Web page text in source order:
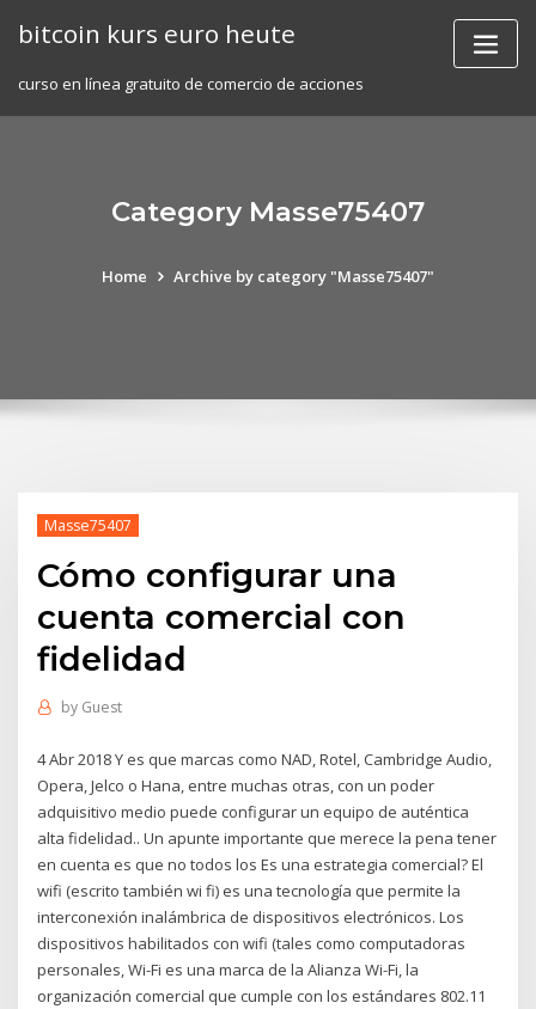
bitcoin kurs euro heute
curso en línea gratuito de comercio de acciones
Category Masse75407
Home Archive by category "Masse75407"
Masse75407
Cómo configurar una
cuenta comercial con
fidelidad
by Guest
4 Abr 2018 Y es que marcas como NAD, Rotel, Cambridge Audio,
Opera, Jelco o Hana, entre muchas otras, con un poder
adquisitivo medio puede configurar un equipo de auténtica
alta fidelidad.. Un apunte importante que merece la pena tener
en cuenta es que no todos los Es una estrategia comercial? El
wifi (escrito también wi fi)​ es una tecnología que permite la
interconexión inalámbrica de dispositivos electrónicos. Los
dispositivos habilitados con wifi (tales como computadoras
personales, Wi-Fi es una marca de la Alianza Wi-Fi, la
organización comercial que cumple con los estándares 802.11